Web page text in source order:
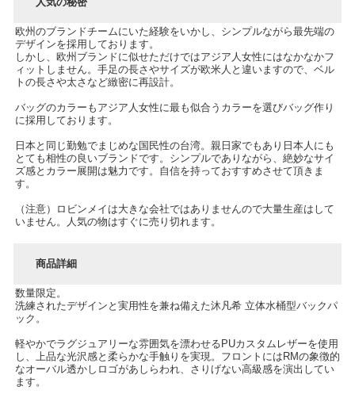
欧州のブランドチームにいた経験をいかし、シンプルながら最先端の
デザインを採用しております。
しかし、欧州ブランドに似せただけではアジア人女性にはなかなかフ
ィットしません。手足の長さやサイズが欧米人と違いますので、ベル
トの長さや太さなど緻密に再設計。
バッグのカラーもアジア人女性に最も似合うカラーを選びバッグ作り
に採用しております。
日本と同じ勤勉でまじめな国民性の台湾。親日家でもあり日本人にも
とても相性の良いブランドです。シンプルでありながら、絶妙なサイ
ズ感とカラー展開は魅力です。自信を持っておすすめさせて頂きま
す。
（注意）ロビンメイは大きな会社ではありませんので大量生産はして
いません。人気の物はすぐに売り切れます。
商品詳細
数量限定。
洗練されたデザインと実用性を兼ね備えた沐凡希 立体水桶型バックパ
ック。
軽やかでラグジュアリーな雰囲気を漂わせるPUカスタムレザーを使用
し、上品な光沢感と柔らかな手触りを実現。フロントにはRMの象徴的
なオーバル透かしロゴがあしらわれ、さりげない高級感を演出してい
ます。